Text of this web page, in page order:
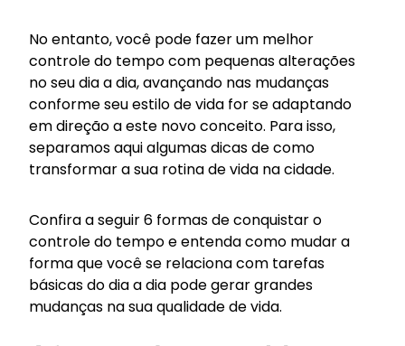
No entanto, você pode fazer um melhor
controle do tempo com pequenas alterações
no seu dia a dia, avançando nas mudanças
conforme seu estilo de vida for se adaptando
em direção a este novo conceito. Para isso,
separamos aqui algumas dicas de como
transformar a sua rotina de vida na cidade.
Confira a seguir 6 formas de conquistar o
controle do tempo e entenda como mudar a
forma que você se relaciona com tarefas
básicas do dia a dia pode gerar grandes
mudanças na sua qualidade de vida.